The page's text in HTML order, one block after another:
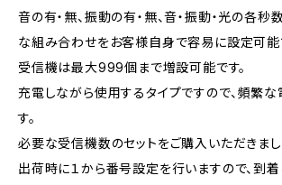
音の有・無、振動の有・無、音・振動・光の各秒
な組み合わせをお客様自身で容易に設定可能
受信機は最大999個まで増設可能です。
充電しながら使用するタイプですので、頻繁
す。
必要な受信機数のセットをご購入いただきま
出荷時に１から番号設定を行いますので、到